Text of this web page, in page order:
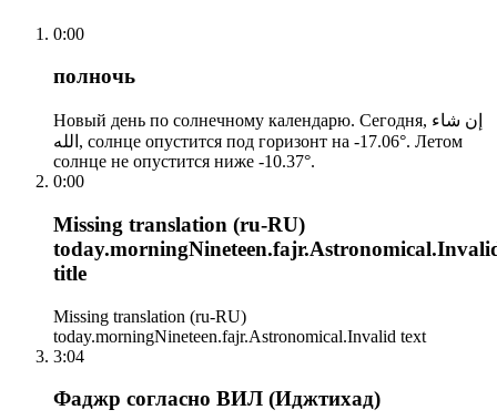
0:00
полночь
Новый день по солнечному календарю. Сегодня, إن شاء
الله, солнце опустится под горизонт на -17.06°. Летом
солнце не опустится ниже -10.37°.
0:00
Missing translation (ru-RU)
title
Missing translation (ru-RU)
today.morningNineteen.fajr.Astronomical.Invalid text
3:04
Фаджр согласно ВИЛ (Иджтихад)